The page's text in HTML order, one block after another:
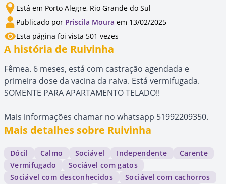
Está em Porto Alegre, Rio Grande do Sul
Publicado por Priscila Moura em 13/02/2025
Esta página foi vista 501 vezes
A história de Ruivinha
Fêmea. 6 meses, está com castração agendada e
primeira dose da vacina da raiva. Está vermifugada.
SOMENTE PARA APARTAMENTO TELADO!!
Mais informações chamar no whatsapp 51992209350.
Mais detalhes sobre Ruivinha
Dócil Calmo Sociável Independente
Carente
Vermifugado
Sociável com gatos
Sociável com desconhecidos
Sociável com cachorros